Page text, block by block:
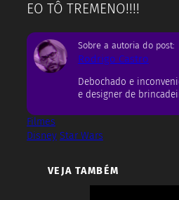
EO TÔ TREMENO!!!!
Sobre a autoria do post:
Rodrigo Castro
Debochado e
e designer de
Filmes
Disney Star Wars
VEJA TAMBÉM